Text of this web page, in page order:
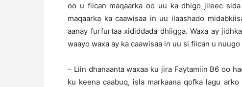
oo u fiican maqaarka oo uu ka dhigo jileec
maqaarka ka caawisaa in uu ilaashado
aanay furfurtaa xididdada dhiigga. Waxa ay
waayo waxa ay ka caawisaa in uu si fiican u
– Liin dhanaanta waxaa ku jira Faytamiin B6 oo
ku keena caabuq, isla markaana qofka lagu